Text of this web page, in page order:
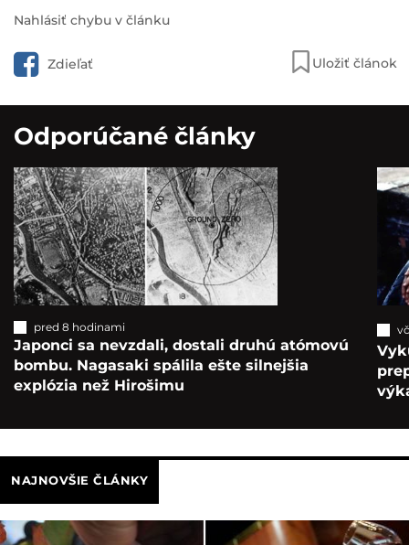
Nahlásiť chybu v článku
Zdieľať Uložiť článok
Odporúčané články
pred 8 hodinami
Japonci sa nevzdali, dostali druhú atómovú
bombu. Nagasaki spálila ešte silnejšia
explózia než Hirošimu
NAJNOVŠIE ČLÁNKY